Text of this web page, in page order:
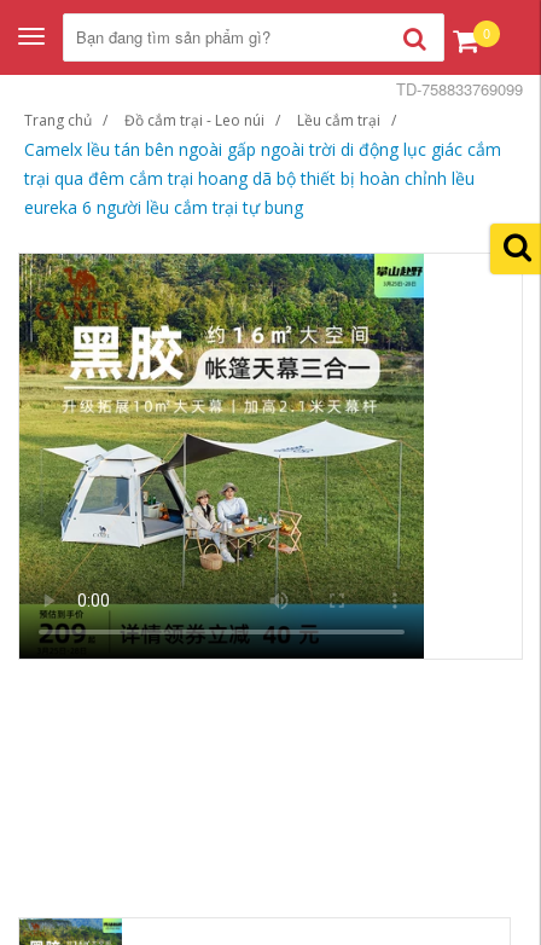
Toggle
navigation
0
Trang chủ Đồ cắm trại - Leo núi Lều cắm trại
Camelx lều tán bên ngoài gấp ngoài trời di động lục giác cắm
trại qua đêm cắm trại hoang dã bộ thiết bị hoàn chỉnh lều
eureka 6 người lều cắm trại tự bung
TD-758833769099